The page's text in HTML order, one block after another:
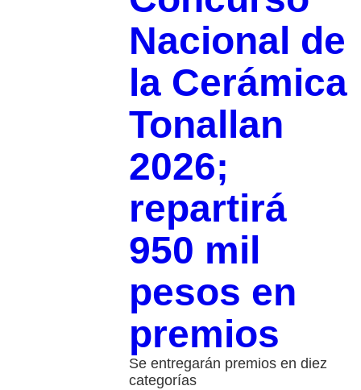
Nacional de
la Cerámica
Tonallan
2026;
repartirá
950 mil
pesos en
premios
Se entregarán premios en diez
categorías